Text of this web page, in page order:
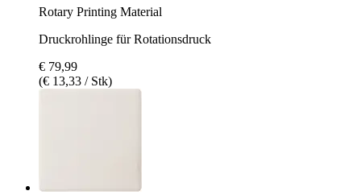
Rotary Printing Material
Druckrohlinge für Rotationsdruck
€ 79,99
(€ 13,33 / Stk)